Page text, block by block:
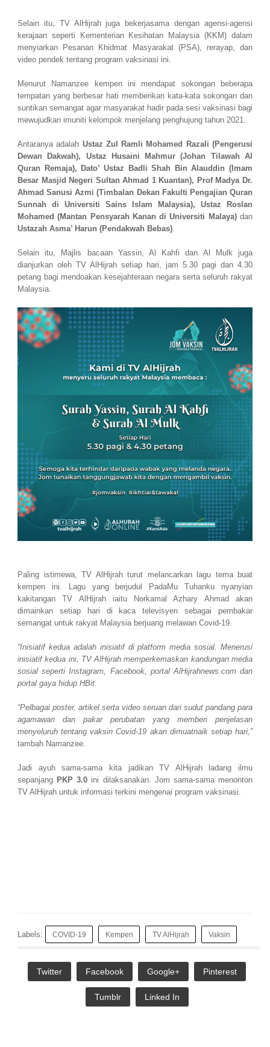
Selain itu, TV AlHijrah juga bekerjasama dengan agensi-agensi
kerajaan seperti Kementerian Kesihatan Malaysia (KKM) dalam
menyiarkan Pesanan Khidmat Masyarakat (PSA), rerayap, dan
video pendek tentang program vaksinasi ini.
Menurut Namanzee kempen ini mendapat sokongan beberapa
tempatan yang berbesar hati memberikan kata-kata sokongan dan
suntikan semangat agar masyarakat hadir pada sesi vaksinasi bagi
mewujudkan imuniti kelompok menjelang penghujung tahun 2021.
Antaranya adalah Ustaz Zul Ramli Mohamed Razali (Pengerusi
Dewan Dakwah), Ustaz Husaini Mahmur (Johan Tilawah Al
Quran Remaja), Dato’ Ustaz Badli Shah Bin Alauddin (Imam
Besar Masjid Negeri Sultan Ahmad 1 Kuantan), Prof Madya Dr.
Ahmad Sanusi Azmi (Timbalan Dekan Fakulti Pengajian Quran
Sunnah di Universiti Sains Islam Malaysia), Ustaz Roslan
Mohamed (Mantan Pensyarah Kanan di Universiti Malaya) dan
Ustazah Asma’ Harun (Pendakwah Bebas)
Selain itu, Majlis bacaan Yassin, Al Kahfi dan Al Mulk juga
dianjurkan oleh TV AlHijrah setiap hari, jam 5.30 pagi dan 4.30
petang bagi mendoakan kesejahteraan negara serta seluruh rakyat
Malaysia.
Paling istimewa, TV AlHijrah turut melancarkan lagu tema buat
kempen ini. Lagu yang berjudul PadaMu Tuhanku nyanyian
kakitangan TV AlHijrah iaitu Norkamal Azhary Ahmad akan
dimainkan setiap hari di kaca televisyen sebagai pembakar
semangat untuk rakyat Malaysia berjuang melawan Covid-19.
“Inisiatif kedua adalah inisiatif di platform media sosial. Menerusi
inisiatif kedua ini, TV AlHijrah memperkemaskan kandungan media
sosial seperti Instagram, Facebook, portal AlHijrahnews.com dan
portal gaya hidup HBit.
“Pelbagai poster, artikel serta video seruan dari sudut pandang para
agamawan dan pakar perubatan yang memberi penjelasan
menyeluruh tentang vaksin Covid-19 akan dimuatnaik setiap hari,”
tambah Namanzee.
Jadi ayuh sama-sama kita jadikan TV AlHijrah ladang ilmu
sepanjang PKP 3.0 ini dilaksanakan. Jom sama-sama menonton
TV AlHijrah untuk informasi terkini mengenai program vaksinasi.
Labels: COVID-19 Kempen TV AlHijrah Vaksin
Twitter Facebook Google+ Pinterest
Tumblr Linked In